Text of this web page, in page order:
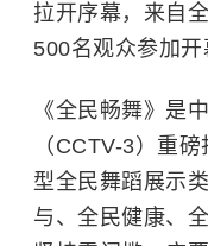
拉开序幕，来自
500名观众参加开
《全民畅舞》是
（CCTV-3）重
型全民舞蹈展示
与、全民健康、